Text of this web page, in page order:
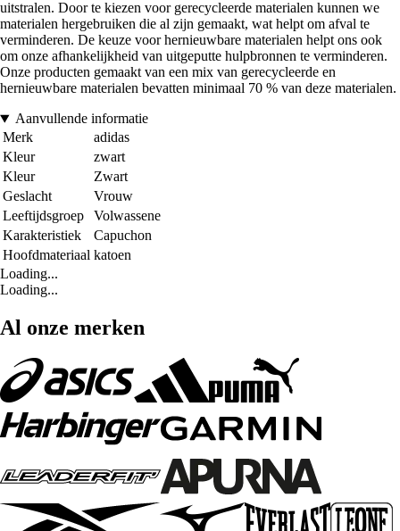
uitstralen. Door te kiezen voor gerecycleerde materialen kunnen we
materialen hergebruiken die al zijn gemaakt, wat helpt om afval te
verminderen. De keuze voor hernieuwbare materialen helpt ons ook
om onze afhankelijkheid van uitgeputte hulpbronnen te verminderen.
Onze producten gemaakt van een mix van gerecycleerde en
hernieuwbare materialen bevatten minimaal 70 % van deze materialen.
Aanvullende informatie
Merk
adidas
Kleur
zwart
Kleur
Zwart
Geslacht
Vrouw
Leeftijdsgroep
Volwassene
Karakteristiek
Capuchon
Hoofdmateriaal katoen
Loading...
Loading...
Al onze merken